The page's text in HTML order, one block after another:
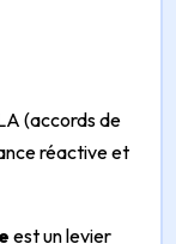
(accords de
réactive et
est un levier